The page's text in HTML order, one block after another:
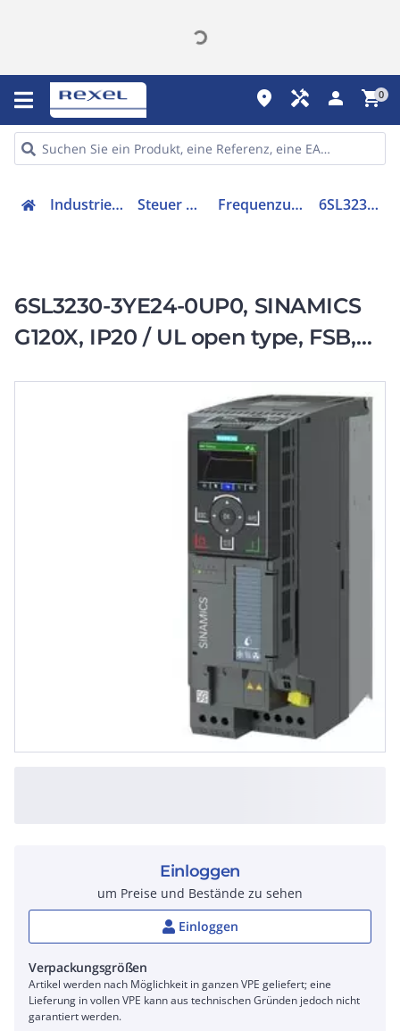
place handyman person shopping_cart0
Industriekomponenten Steuer & Regelgeräte Frequenzumrichter =< 1 kV 6SL32303YE240UP0
6SL3230-3YE24-0UP0, SINAMICS
G120X, IP20 / UL open type, FSB,
Einloggen
um Preise und Bestände zu sehen
Einloggen
Verpackungsgrößen
Artikel werden nach Möglichkeit in ganzen VPE geliefert; eine
Lieferung in vollen VPE kann aus technischen Gründen jedoch nicht
garantiert werden.